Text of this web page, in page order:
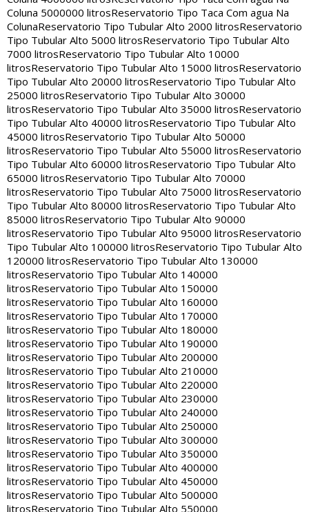
Coluna 5000000 litrosReservatorio Tipo Taca Com agua Na
ColunaReservatorio Tipo Tubular Alto 2000 litrosReservatorio
Tipo Tubular Alto 5000 litrosReservatorio Tipo Tubular Alto
7000 litrosReservatorio Tipo Tubular Alto 10000
litrosReservatorio Tipo Tubular Alto 15000 litrosReservatorio
Tipo Tubular Alto 20000 litrosReservatorio Tipo Tubular Alto
25000 litrosReservatorio Tipo Tubular Alto 30000
litrosReservatorio Tipo Tubular Alto 35000 litrosReservatorio
Tipo Tubular Alto 40000 litrosReservatorio Tipo Tubular Alto
45000 litrosReservatorio Tipo Tubular Alto 50000
litrosReservatorio Tipo Tubular Alto 55000 litrosReservatorio
Tipo Tubular Alto 60000 litrosReservatorio Tipo Tubular Alto
65000 litrosReservatorio Tipo Tubular Alto 70000
litrosReservatorio Tipo Tubular Alto 75000 litrosReservatorio
Tipo Tubular Alto 80000 litrosReservatorio Tipo Tubular Alto
85000 litrosReservatorio Tipo Tubular Alto 90000
litrosReservatorio Tipo Tubular Alto 95000 litrosReservatorio
Tipo Tubular Alto 100000 litrosReservatorio Tipo Tubular Alto
120000 litrosReservatorio Tipo Tubular Alto 130000
litrosReservatorio Tipo Tubular Alto 140000
litrosReservatorio Tipo Tubular Alto 150000
litrosReservatorio Tipo Tubular Alto 160000
litrosReservatorio Tipo Tubular Alto 170000
litrosReservatorio Tipo Tubular Alto 180000
litrosReservatorio Tipo Tubular Alto 190000
litrosReservatorio Tipo Tubular Alto 200000
litrosReservatorio Tipo Tubular Alto 210000
litrosReservatorio Tipo Tubular Alto 220000
litrosReservatorio Tipo Tubular Alto 230000
litrosReservatorio Tipo Tubular Alto 240000
litrosReservatorio Tipo Tubular Alto 250000
litrosReservatorio Tipo Tubular Alto 300000
litrosReservatorio Tipo Tubular Alto 350000
litrosReservatorio Tipo Tubular Alto 400000
litrosReservatorio Tipo Tubular Alto 450000
litrosReservatorio Tipo Tubular Alto 500000
litrosReservatorio Tipo Tubular Alto 550000